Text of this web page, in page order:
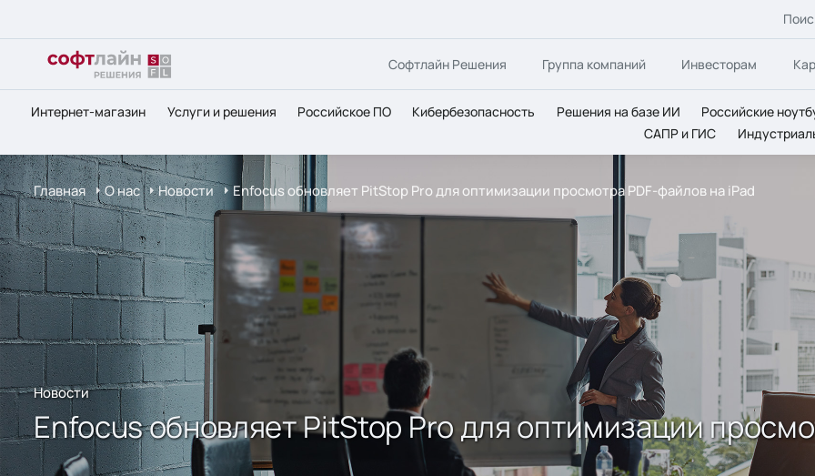
Софтлайн Решения Группа компаний Инвесторам
Интернет-магазин Услуги и решения Российское ПО Кибербезопасность Решения на базе ИИ Российские
САПР и ГИС
Главная О нас Новости Enfocus обновляет PitStop Pro для оптимизации просмотра PDF-файлов на iPad
Новости
Enfocus обновляет PitStop Pro для оптимизации